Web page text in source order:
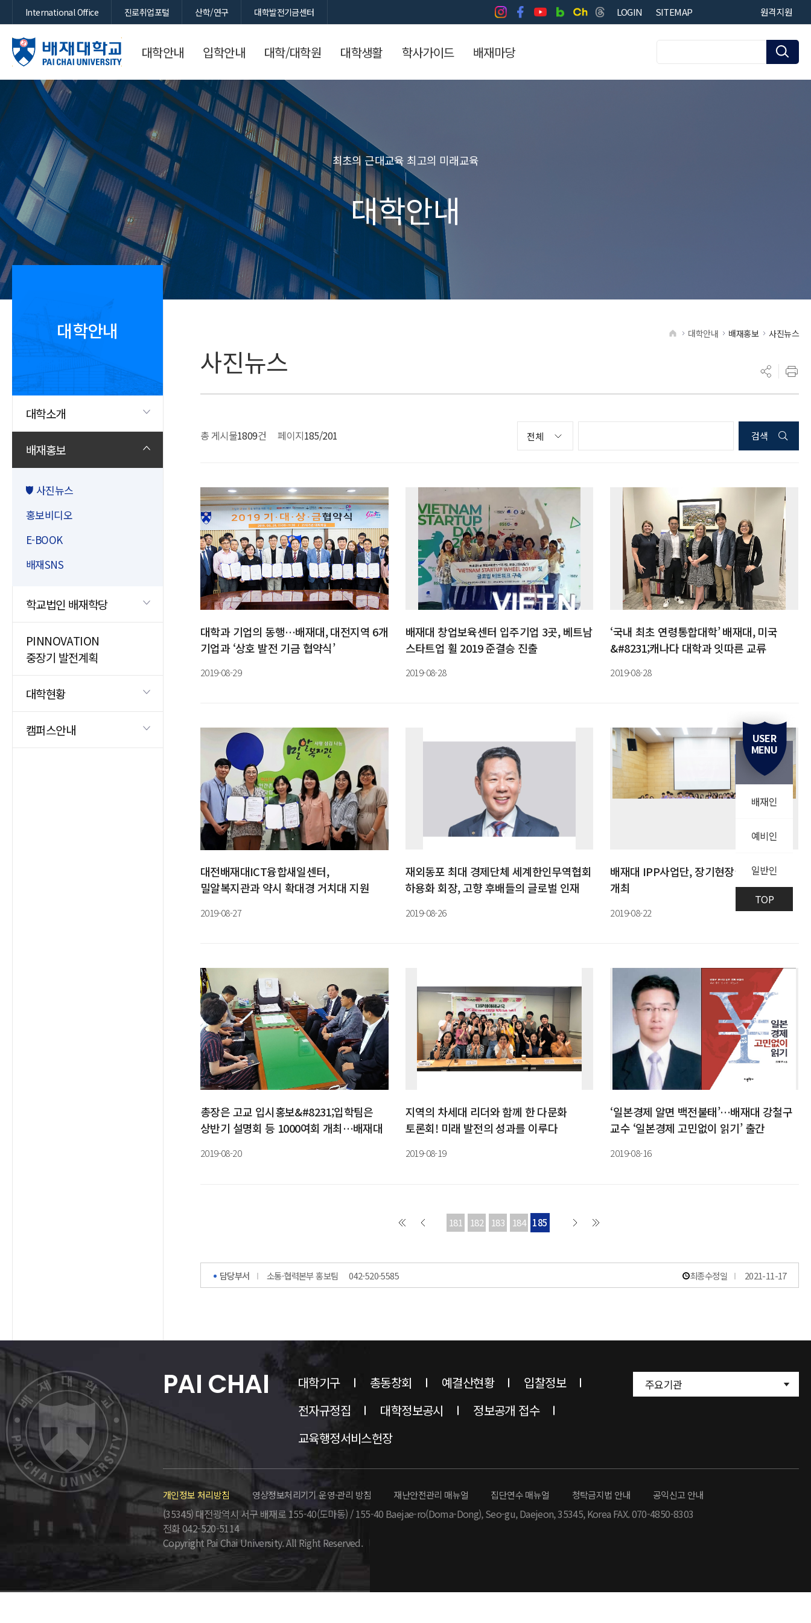
International Office 진로취업포털 산학/연구 대학발전기금센터 LOGIN SITEMAP 원격지원
대학안내 입학안내 대학/대학원 대학생활 학사가이드 배재마당
최초의 근대교육 최고의 미래교육
대학안내
대학안내
대학소개
배재홍보
사진뉴스
홍보비디오
E-BOOK
배재SNS
학교법인 배재학당
PINNOVATION
중장기 발전계획
대학현황
캠퍼스안내
사진뉴스
HOME
대학안내 배재홍보 사진뉴스
총 게시물1809건 페이지185/201 검색
대학과 기업의 동행…배재대, 대전지역 6개
기업과 ‘상호 발전 기금 협약식’
2019-08-29
배재대 창업보육센터 입주기업 3곳, 베트남
스타트업 휠 2019 준결승 진출
2019-08-28
‘국내 최초 연령통합대학’ 배재대, 미국
&#8231;캐나다 대학과 잇따른 교류
2019-08-28
대전배재대ICT융합새일센터,
밀알복지관과 약시 확대경 거치대 지원
2019-08-27
재외동포 최대 경제단체 세계한인무역협회
하용화 회장, 고향 후배들의 글로벌 인재
2019-08-26
배재대 IPP사업단, 장기현장실습 출범식
개최
2019-08-22
총장은 고교 입시홍보&#8231;입학팀은
상반기 설명회 등 1000여회 개최…배재대
2019-08-20
지역의 차세대 리더와 함께 한 다문화
토론회! 미래 발전의 성과를 이루다
2019-08-19
‘일본경제 알면 백전불태’…배재대 강철구
교수 ‘일본경제 고민없이 읽기’ 출간
2019-08-16
181 182 183 184 185
담당부서 소통·협력본부 홍보팀 042-520-5585 최종수정일 2021-11-17
USER
MENU
배재인
예비인
일반인
TOP
PAI CHAI 대학기구 총동창회 예결산현황
입찰정보
전자규정집
대학정보공시
정보공개 접수
교육행정서비스헌장
주요기관
개인정보 처리방침 영상정보처리기기 운영·관리 방침 재난안전관리 매뉴얼 집단연수 매뉴얼 청탁금지법 안내 공익신고 안내
(35345) 대전광역시 서구 배재로 155-40(도마동) / 155-40 Baejae-ro(Doma-Dong),Seo-gu, Daejeon, 35345, Korea FAX. 070-4850-8303
전화 042-520-5114
Copyright Pai Chai University. All Right Reserved.